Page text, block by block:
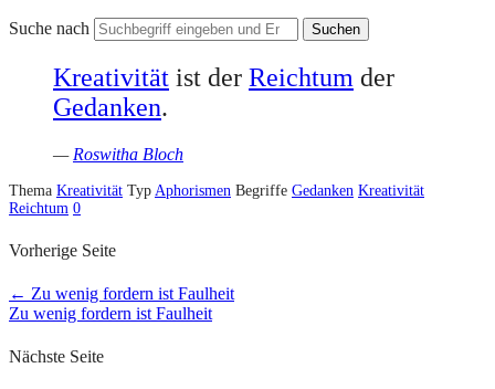
Suche nach
Kreativität ist der Reichtum der
Gedanken.
— Roswitha Bloch
Thema Kreativität Typ Aphorismen Begriffe Gedanken Kreativität
Reichtum 0
Vorherige Seite
← Zu wenig fordern ist Faulheit
Zu wenig fordern ist Faulheit
Nächste Seite